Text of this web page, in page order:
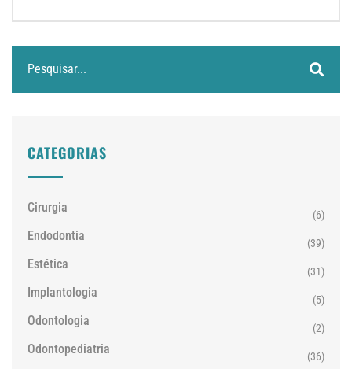
CATEGORIAS
Cirurgia (6)
Endodontia (39)
Estética (31)
Implantologia (5)
Odontologia (2)
Odontopediatria (36)